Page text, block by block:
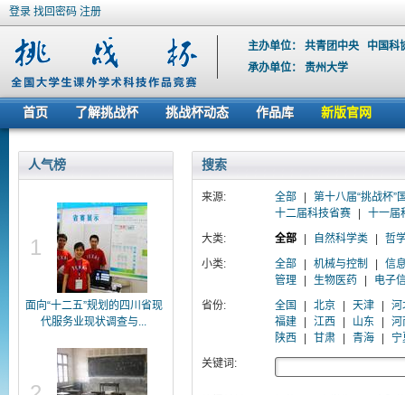
登录 找回密码 注册
主办单位：共青团中央
中国科
承办单位：贵州大学
首页 了解挑战杯 挑战杯动态 作品库 新版官网
人气榜
1
面向“十二五”规划的四川省现
代服务业现状调查与...
搜索
来源: 全部
第十八届“挑战杯”
十二届科技省赛
十一届
大类:
全部 自然科学类
哲
小类:
全部 机械与控制
信
管理
生物医药
电子
省份:
全国 北京 天津
河
福建
江西 山东
河
陕西
甘肃 青海
宁
关键词: